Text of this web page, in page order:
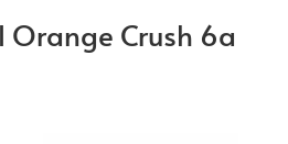
Orange Crush 6a